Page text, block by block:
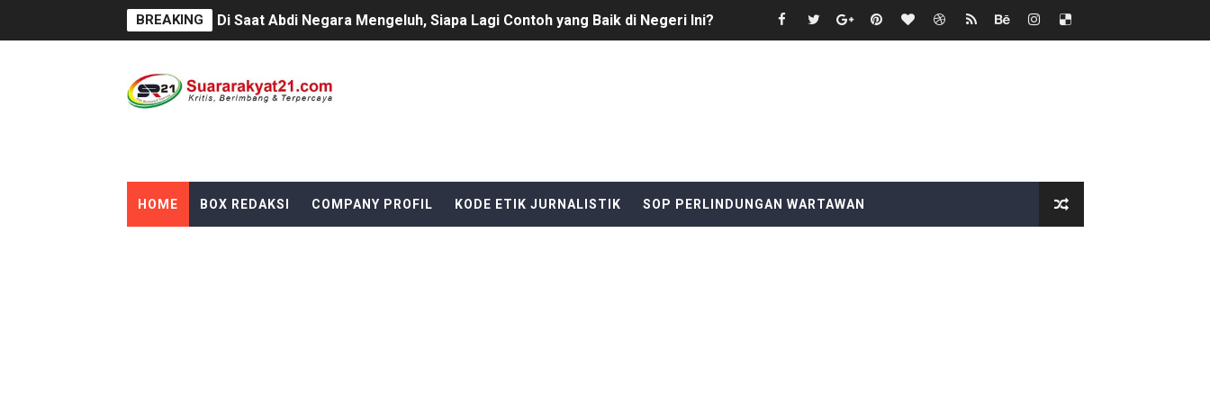
BREAKING Di Saat Abdi Negara Mengeluh, Siapa Lagi Contoh yang Baik di Negeri Ini?
Jaga kondisifitas polsek Cikeusik bersama koramil, siap amankan pertandingan sepak bola
DIDUGA SENGAJA MEMBUANG SAMPAH KE BANTARAN SUNGAI LUBAI OLEH PEKERJA DARI PT EPIK INTEGRATEDEPC
Cor beton di desa leuwi balang anggaran Tahun 2025 tidak di selesaikan : pihak kecamatan tutup mata
HOME BOX REDAKSI COMPANY PROFIL KODE ETIK JURNALISTIK SOP PERLINDUNGAN WARTAWAN